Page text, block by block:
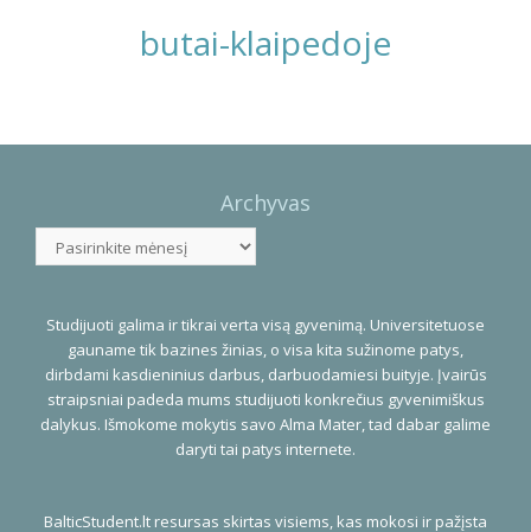
butai-klaipedoje
Navigation
Archyvas
Studijuoti galima ir tikrai verta visą gyvenimą. Universitetuose
gauname tik bazines žinias, o visa kita sužinome patys,
dirbdami kasdieninius darbus, darbuodamiesi buityje. Įvairūs
straipsniai padeda mums studijuoti konkrečius gyvenimiškus
dalykus. Išmokome mokytis savo Alma Mater, tad dabar galime
daryti tai patys internete.
BalticStudent.lt resursas skirtas visiems, kas mokosi ir pažįsta